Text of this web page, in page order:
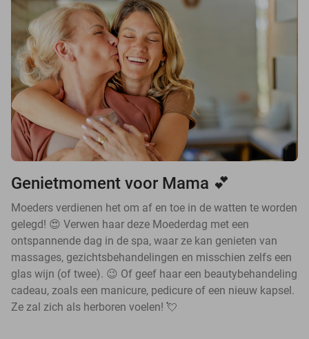
Genietmoment voor Mama 💕
Moeders verdienen het om af en toe in de watten te worden
gelegd! 😍 Verwen haar deze Moederdag met een
ontspannende dag in de spa, waar ze kan genieten van
massages, gezichtsbehandelingen en misschien zelfs een
glas wijn (of twee). 😉 Of geef haar een beautybehandeling
cadeau, zoals een manicure, pedicure of een nieuw kapsel.
Ze zal zich als herboren voelen! 💘